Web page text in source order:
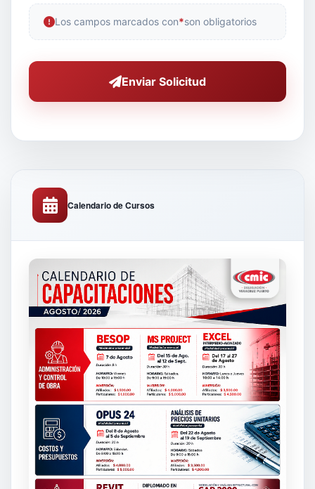
Los campos marcados con*son obligatorios
Enviar Solicitud
Calendario de Cursos